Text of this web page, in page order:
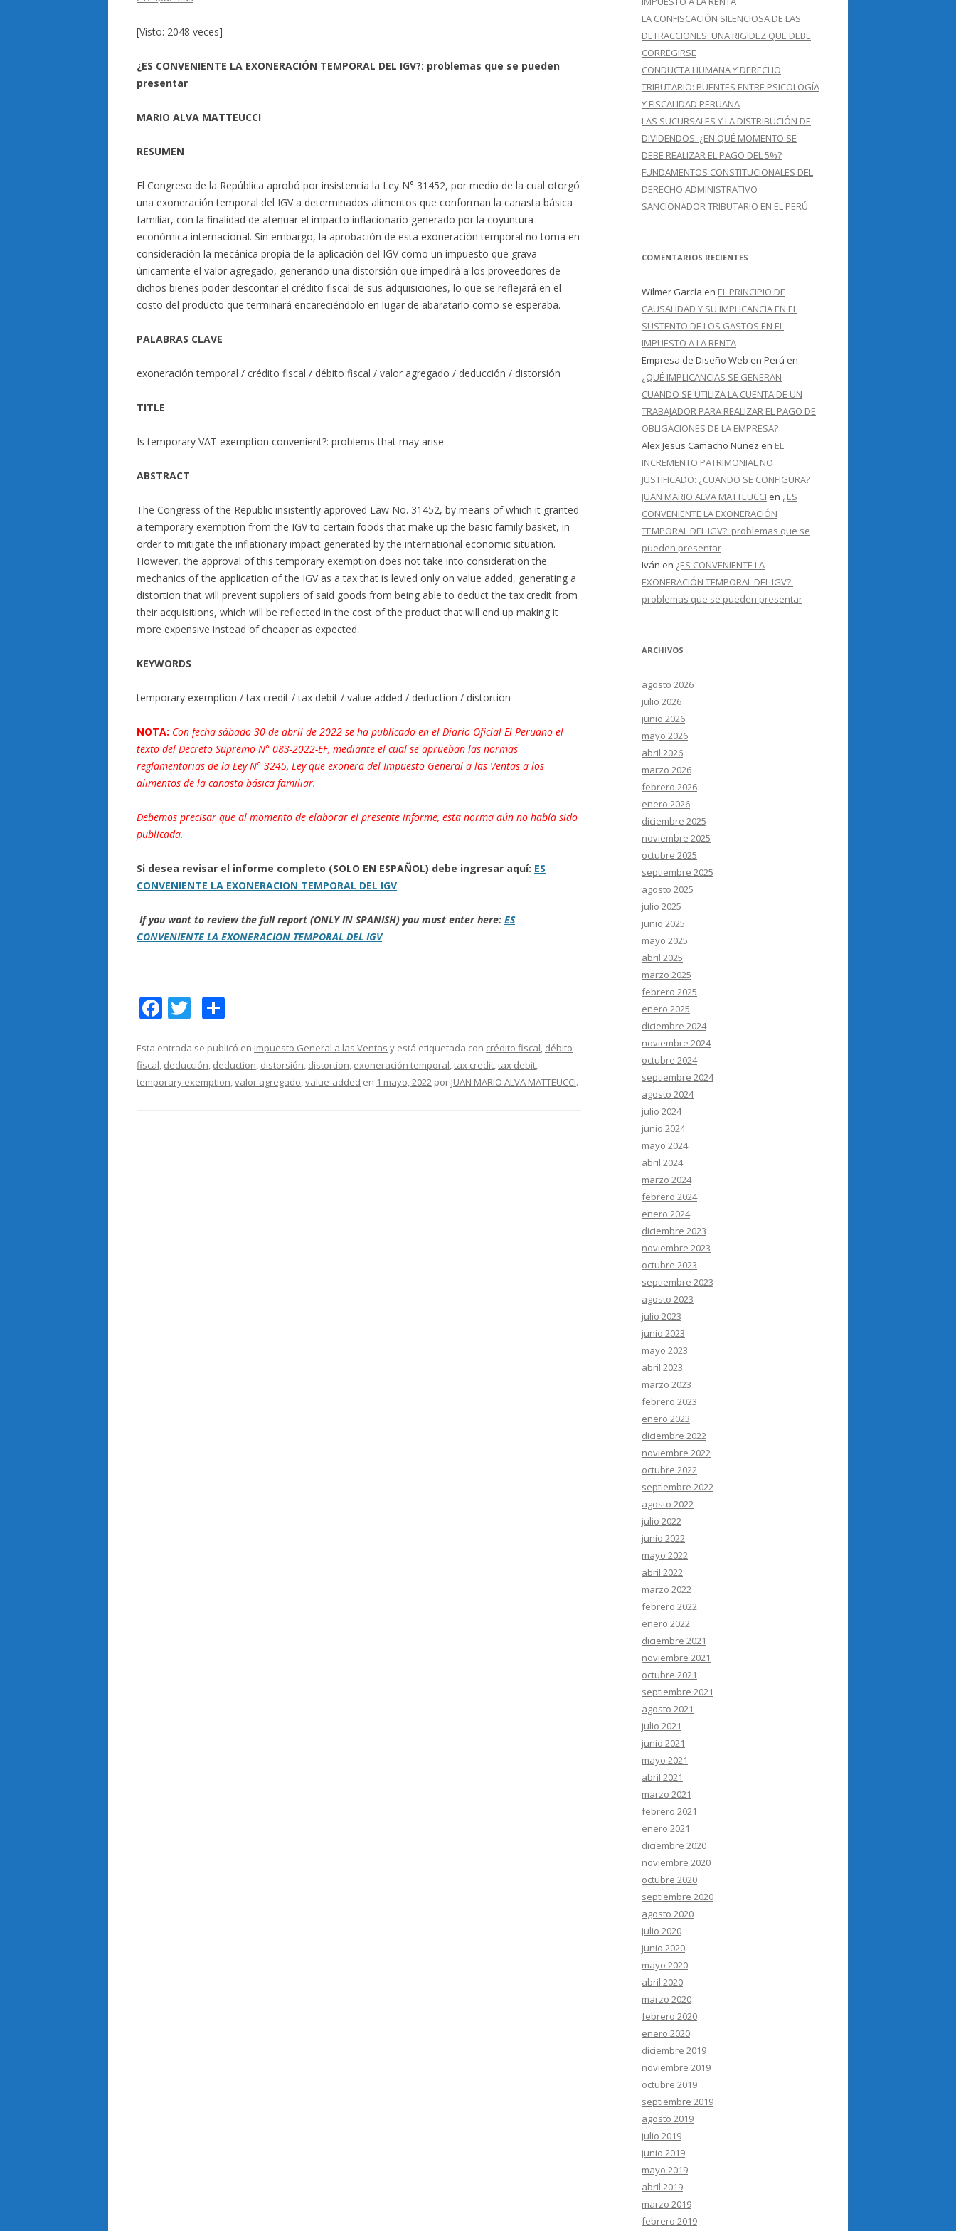
[Visto: 2048 veces]
¿ES CONVENIENTE LA EXONERACIÓN TEMPORAL DEL IGV?: problemas que se pueden
presentar
MARIO ALVA MATTEUCCI
RESUMEN
El Congreso de la República aprobó por insistencia la Ley N° 31452, por medio de la cual otorgó
una exoneración temporal del IGV a determinados alimentos que conforman la canasta básica
familiar, con la finalidad de atenuar el impacto inflacionario generado por la coyuntura
económica internacional. Sin embargo, la aprobación de esta exoneración temporal no toma en
consideración la mecánica propia de la aplicación del IGV como un impuesto que grava
únicamente el valor agregado, generando una distorsión que impedirá a los proveedores de
dichos bienes poder descontar el crédito fiscal de sus adquisiciones, lo que se reflejará en el
costo del producto que terminará encareciéndolo en lugar de abaratarlo como se esperaba.
PALABRAS CLAVE
exoneración temporal / crédito fiscal / débito fiscal / valor agregado / deducción / distorsión
TITLE
Is temporary VAT exemption convenient?: problems that may arise
ABSTRACT
The Congress of the Republic insistently approved Law No. 31452, by means of which it granted
a temporary exemption from the IGV to certain foods that make up the basic family basket, in
order to mitigate the inflationary impact generated by the international economic situation.
However, the approval of this temporary exemption does not take into consideration the
mechanics of the application of the IGV as a tax that is levied only on value added, generating a
distortion that will prevent suppliers of said goods from being able to deduct the tax credit from
their acquisitions, which will be reflected in the cost of the product that will end up making it
more expensive instead of cheaper as expected.
KEYWORDS
temporary exemption / tax credit / tax debit / value added / deduction / distortion
NOTA: Con fecha sábado 30 de abril de 2022 se ha publicado en el Diario Oficial El Peruano el
texto del Decreto Supremo N° 083-2022-EF, mediante el cual se aprueban las normas
reglamentarias de la Ley N° 3245, Ley que exonera del Impuesto General a las Ventas a los
alimentos de la canasta básica familiar.
Debemos precisar que al momento de elaborar el presente informe, esta norma aún no había sido
publicada.
Si desea revisar el informe completo (SOLO EN ESPAÑOL) debe ingresar aquí: ES
CONVENIENTE LA EXONERACION TEMPORAL DEL IGV
If you want to review the full report (ONLY IN SPANISH) you must enter here: ES
CONVENIENTE LA EXONERACION TEMPORAL DEL IGV
F
e
b
T
itt
er
m
p
Esta entrada se publicó en Impuesto General a las Ventas y está etiquetada con crédito fiscal, débito
fiscal, deducción, deduction, distorsión, distortion, exoneración temporal,tax credit,tax debit,
temporary exemption,valor agregado,value-added en 1 mayo, 2022 por JUAN MARIO ALVA MATTEUCCI.
LA CONFISCACIÓN SILENCIOSA DE LAS
DETRACCIONES: UNA RIGIDEZ QUE DEBE
CORREGIRSE
CONDUCTA HUMANA Y DERECHO
TRIBUTARIO: PUENTES ENTRE PSICOLOGÍA
Y FISCALIDAD PERUANA
LAS SUCURSALES Y LA DISTRIBUCIÓN DE
DIVIDENDOS: ¿EN QUÉ MOMENTO SE
DEBE REALIZAR EL PAGO DEL 5%?
FUNDAMENTOS CONSTITUCIONALES DEL
DERECHO ADMINISTRATIVO
SANCIONADOR TRIBUTARIO EN EL PERÚ
COMENTARIOS RECIENTES
Wilmer García en EL PRINCIPIO DE
CAUSALIDAD Y SU IMPLICANCIA EN EL
SUSTENTO DE LOS GASTOS EN EL
IMPUESTO A LA RENTA
Empresa de Diseño Web en Perú en
¿QUÉ IMPLICANCIAS SE GENERAN
CUANDO SE UTILIZA LA CUENTA DE UN
TRABAJADOR PARA REALIZAR EL PAGO DE
OBLIGACIONES DE LA EMPRESA?
Alex Jesus Camacho Nuñez en EL
INCREMENTO PATRIMONIAL NO
JUSTIFICADO: ¿CUANDO SE CONFIGURA?
JUAN MARIO ALVA MATTEUCCI en ¿ES
CONVENIENTE LA EXONERACIÓN
TEMPORAL DEL IGV?: problemas que se
pueden presentar
Iván en ¿ES CONVENIENTE LA
EXONERACIÓN TEMPORAL DEL IGV?:
problemas que se pueden presentar
ARCHIVOS
agosto 2026
julio 2026
junio 2026
mayo 2026
abril 2026
marzo 2026
febrero 2026
enero 2026
diciembre 2025
noviembre 2025
octubre 2025
septiembre 2025
agosto 2025
julio 2025
junio 2025
mayo 2025
abril 2025
marzo 2025
febrero 2025
enero 2025
diciembre 2024
noviembre 2024
octubre 2024
septiembre 2024
agosto 2024
julio 2024
junio 2024
mayo 2024
abril 2024
marzo 2024
febrero 2024
enero 2024
diciembre 2023
noviembre 2023
octubre 2023
septiembre 2023
agosto 2023
julio 2023
junio 2023
mayo 2023
abril 2023
marzo 2023
febrero 2023
enero 2023
diciembre 2022
noviembre 2022
octubre 2022
septiembre 2022
agosto 2022
julio 2022
junio 2022
mayo 2022
abril 2022
marzo 2022
febrero 2022
enero 2022
diciembre 2021
noviembre 2021
octubre 2021
septiembre 2021
agosto 2021
julio 2021
junio 2021
mayo 2021
abril 2021
marzo 2021
febrero 2021
enero 2021
diciembre 2020
noviembre 2020
octubre 2020
septiembre 2020
agosto 2020
julio 2020
junio 2020
mayo 2020
abril 2020
marzo 2020
febrero 2020
enero 2020
diciembre 2019
noviembre 2019
octubre 2019
septiembre 2019
agosto 2019
julio 2019
junio 2019
mayo 2019
abril 2019
marzo 2019
febrero 2019